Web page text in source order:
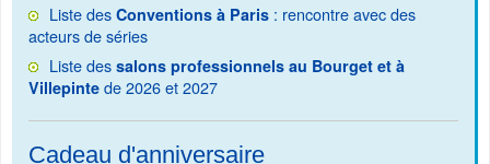
Liste des Conventions à Paris : rencontre avec des
acteurs de séries
Liste des salons professionnels au Bourget et à
Villepinte de 2026 et 2027
Cadeau d'anniversaire